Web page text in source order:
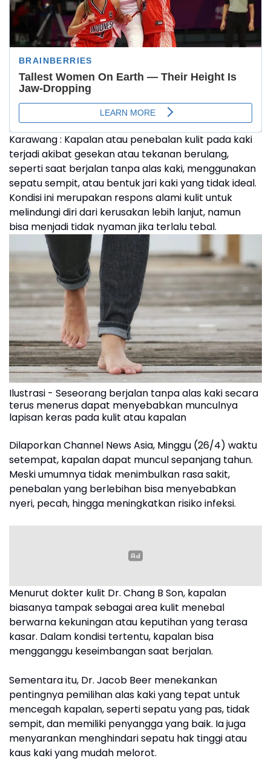
Karawang : Kapalan atau penebalan kulit pada kaki
terjadi akibat gesekan atau tekanan berulang,
seperti saat berjalan tanpa alas kaki, menggunakan
sepatu sempit, atau bentuk jari kaki yang tidak ideal.
Kondisi ini merupakan respons alami kulit untuk
melindungi diri dari kerusakan lebih lanjut, namun
bisa menjadi tidak nyaman jika terlalu tebal.
Ilustrasi - Seseorang berjalan tanpa alas kaki secara
terus menerus dapat menyebabkan munculnya
lapisan keras pada kulit atau kapalan
Dilaporkan Channel News Asia, Minggu (26/4) waktu
setempat, kapalan dapat muncul sepanjang tahun.
Meski umumnya tidak menimbulkan rasa sakit,
penebalan yang berlebihan bisa menyebabkan
nyeri, pecah, hingga meningkatkan risiko infeksi.
Menurut dokter kulit Dr. Chang B Son, kapalan
biasanya tampak sebagai area kulit menebal
berwarna kekuningan atau keputihan yang terasa
kasar. Dalam kondisi tertentu, kapalan bisa
mengganggu keseimbangan saat berjalan.
Sementara itu, Dr. Jacob Beer menekankan
pentingnya pemilihan alas kaki yang tepat untuk
mencegah kapalan, seperti sepatu yang pas, tidak
sempit, dan memiliki penyangga yang baik. Ia juga
menyarankan menghindari sepatu hak tinggi atau
kaus kaki yang mudah melorot.